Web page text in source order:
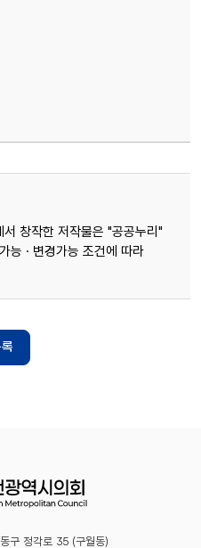
창작한 저작물은 "공공누리"
능 · 변경가능 조건에 따라
구 정각로 35 (구월동)